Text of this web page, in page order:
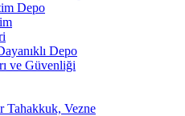
Depo
Depo
ve Güvenliği
Tahakkuk, Vezne